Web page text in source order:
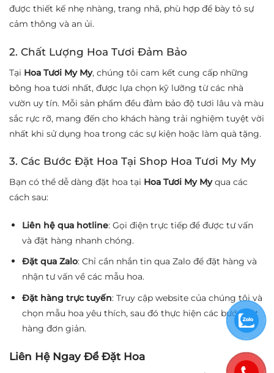
được thiết kế nhẹ nhàng, trang nhã, phù hợp để bày tỏ sự
cảm thông và an ủi.
2. Chất Lượng Hoa Tươi Đảm Bảo
Tại Hoa Tươi My My, chúng tôi cam kết cung cấp những
bông hoa tươi nhất, được lựa chọn kỹ lưỡng từ các nhà
vườn uy tín. Mỗi sản phẩm đều đảm bảo độ tươi lâu và màu
sắc rực rỡ, mang đến cho khách hàng trải nghiệm tuyệt vời
nhất khi sử dụng hoa trong các sự kiện hoặc làm quà tặng.
3. Các Bước Đặt Hoa Tại Shop Hoa Tươi My My
Bạn có thể dễ dàng đặt hoa tại Hoa Tươi My Myqua các
cách sau:
Liên hệ qua hotline: Gọi điện trực tiếp để được tư vấn
và đặt hàng nhanh chóng.
Đặt qua Zalo: Chỉ cần nhắn tin qua Zalo để đặt hàng và
nhận tư vấn về các mẫu hoa.
Đặt hàng trực tuyến: Truy cập website của chúng tôi và
chọn mẫu hoa yêu thích, sau đó thực hiện các bước đặt
hàng đơn giản.
Liên Hệ Ngay Để Đặt Hoa